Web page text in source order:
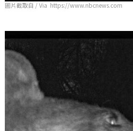
圖片截取自 / Via https://www.nbcnews.com